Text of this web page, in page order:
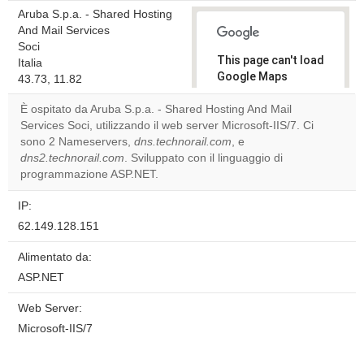
Aruba S.p.a. - Shared Hosting
And Mail Services
Soci
Italia
43.73, 11.82
This page can't load
Google Maps
correctly.
Do you
own this
website?
È ospitato da Aruba S.p.a. - Shared Hosting And Mail
Services Soci, utilizzando il web server Microsoft-IIS/7. Ci
sono 2 Nameservers, dns.technorail.com, e
dns2.technorail.com. Sviluppato con il linguaggio di
programmazione ASP.NET.
IP:
62.149.128.151
Alimentato da:
ASP.NET
Web Server:
Microsoft-IIS/7